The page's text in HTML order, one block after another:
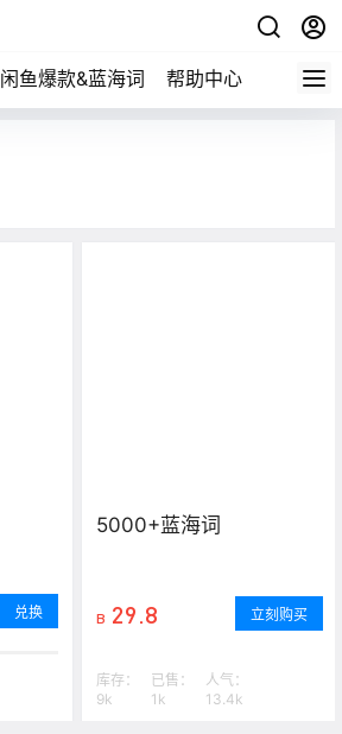
闲鱼爆款&蓝海词 帮助中心
兑换
5000+蓝海词
B 29.8 立刻购买
库存：
9k
已售：
1k
人气：
13.4k